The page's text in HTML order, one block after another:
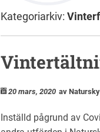
Kategoriarkiv:
20 mars, 2020 av
Inställd pågrund av